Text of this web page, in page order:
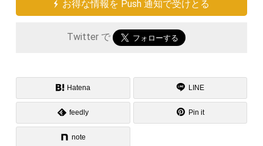
お得な情報を Push 通知で受けとる
Twitter で
Hatena LINE
feedly Pin it
note